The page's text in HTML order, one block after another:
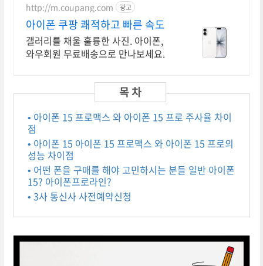
http://m.coupang.com 광고
아이폰 쿠팡 쾌적하고 빠른 속도
갤러리를 채울 훌륭한 사진. 아이폰,
와우회원 무료배송으로 만나보세요.
• 아이폰 15 프로맥스 와 아이폰 15 프로 주사율 차이
점
• 아이폰 15 아이폰 15 프로맥스 와 아이폰 15 프로의
성능 차이점
• 어떤 폰을 구매를 해야 고민하시는 분들 일반 아이폰
15? 아이폰프로라인?
• 3사 통신사 사전예약신청